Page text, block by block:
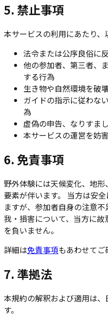
5. 禁止事項
本サービスの利用にあたり、
法令または公序良俗に
他の参加者、第三者、
する行為
生き物や自然環境を破
ガイドの指示に従わな
為
虚偽の申告、なりすま
本サービスの運営を妨
6. 免責事項
野外体験には天候変化、地
要素が伴います。 当方は安
ますが、参加者自身の注意
我・損害について、当方に
を負いません。
詳細は免責事項もあわせてご
7. 準拠法
本規約の解釈および適用は
す。